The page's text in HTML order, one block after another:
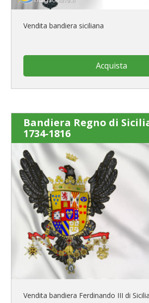
Vendita bandiera siciliana
Acquista
Bandiera Regno di
1734-1816
Vendita bandiera Ferdinando III di Sicilia